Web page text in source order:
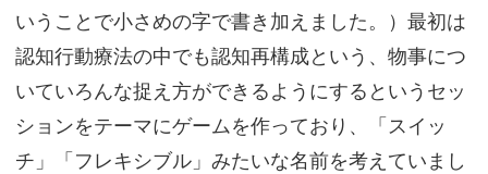
いうことで小さめの字で書き加えました。）最初は
認知行動療法の中でも認知再構成という、物事につ
いていろんな捉え方ができるようにするというセッ
ションをテーマにゲームを作っており、「スイッ
チ」「フレキシブル」みたいな名前を考えていまし